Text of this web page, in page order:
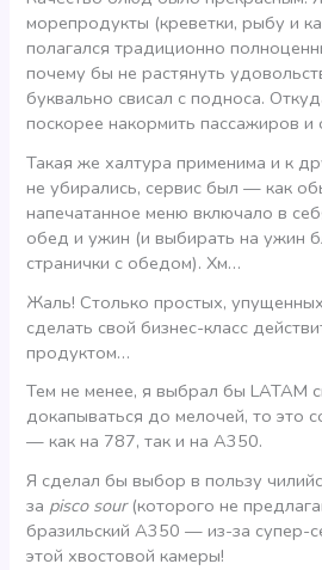
морепродукты (креветки, рыбу и
полагался традиционно
почему бы не растянуть
буквально свисал с подноса.
поскорее накормить пассажиров и
Такая же халтура применима и к
не убирались, сервис был — как
напечатанное меню включало в
обед и ужин (и выбирать на ужин
странички с обедом). Хм…
Жаль! Столько простых,
сделать свой бизнес-класс
продуктом…
Тем не менее, я выбрал бы LATAM
докапываться до мелочей, то это
— как на 787, так и на А350.
Я сделал бы выбор в пользу
за pisco sour(которого не
бразильский А350 — из-за супер-
этой хвостовой камеры!